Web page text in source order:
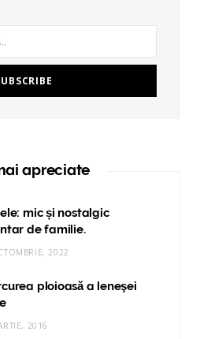
apreciate
mic și nostalgic
de familie.
2022
ploioasă a leneşei
2016